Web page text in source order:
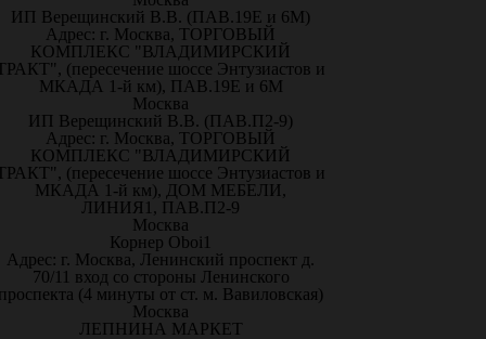
ИП Верещинский В.В. (ПАВ.19Е и 6М)
Адрес: г. Москва, ТОРГОВЫЙ
КОМПЛЕКС "ВЛАДИМИРСКИЙ
(пересечение шоссе Энтузиастов и
МКАДА 1-й км), ПАВ.19Е и 6М
Москва
ИП Верещинский В.В. (ПАВ.П2-9)
Адрес: г. Москва, ТОРГОВЫЙ
КОМПЛЕКС "ВЛАДИМИРСКИЙ
(пересечение шоссе Энтузиастов и
МКАДА 1-й км), ДОМ МЕБЕЛИ,
ЛИНИЯ1, ПАВ.П2-9
Москва
Корнер Oboi1
Адрес: г. Москва, Ленинский проспект д.
70/11 вход со стороны Ленинского
(4 минуты от ст. м. Вавиловская)
Москва
ЛЕПНИНА МАРКЕТ